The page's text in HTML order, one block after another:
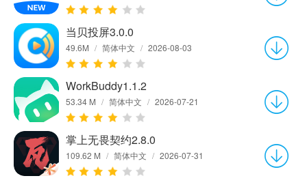
当贝投屏3.0.0
49.6M / 简体中文 / 2026-08-03
WorkBuddy1.1.2
53.34 M / 简体中文 / 2026-07-21
掌上无畏契约2.8.0
109.62 M / 简体中文 / 2026-07-31